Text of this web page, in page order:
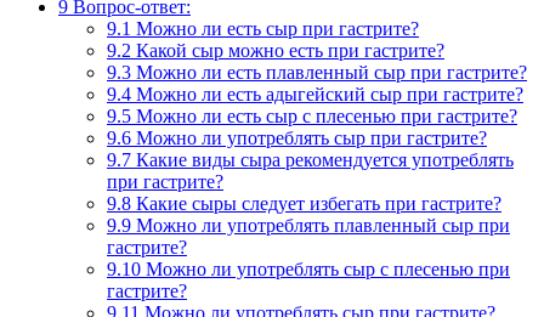
9 Вопрос-ответ:
9.1 Можно ли есть сыр при гастрите?
9.2 Какой сыр можно есть при гастрите?
9.3 Можно ли есть плавленный сыр при гастрите?
9.4 Можно ли есть адыгейский сыр при гастрите?
9.5 Можно ли есть сыр с плесенью при гастрите?
9.6 Можно ли употреблять сыр при гастрите?
9.7 Какие виды сыра рекомендуется употреблять
при гастрите?
9.8 Какие сыры следует избегать при гастрите?
9.9 Можно ли употреблять плавленный сыр при
гастрите?
9.10 Можно ли употреблять сыр с плесенью при
гастрите?
9.11 Можно ли употреблять сыр при гастрите?